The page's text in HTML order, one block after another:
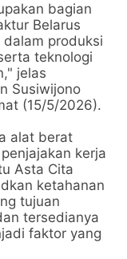
bagian
Belarus
produksi
teknologi
jelas
Susiwijono
(15/5/2026).
alat berat
kerja
Asta Cita
ketahanan
tujuan
tersedianya
faktor yang